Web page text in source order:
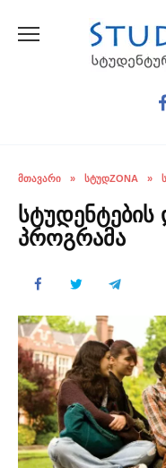
ᲛᲗᲐᲕᲐᲠᲘ » ᲡᲢᲣᲓZONA »
სტუდენტების
პროგრამა